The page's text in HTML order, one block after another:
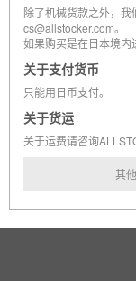
除了机械货款之外，
cs@allstocker.com。
如果购买是在日本境内
关于支付货币
只能用日币支付。
关于货运
关于运费请咨询
其